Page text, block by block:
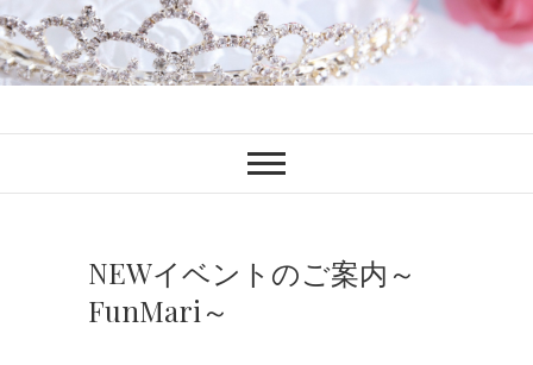
ファンブロ
NEWイベントのご案内～
FunMari～